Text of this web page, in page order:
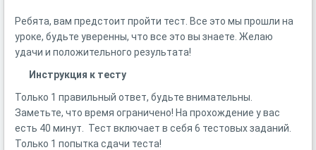
Ребята, вам предстоит пройти тест. Все это мы прошли на
уроке, будьте уверенны, что все это вы знаете. Желаю
удачи и положительного результата!
Инструкция к тесту
Только 1 правильный ответ, будьте внимательны.
Заметьте, что время ограничено! На прохождение у вас
есть 40 минут. Тест включает в себя 6 тестовых заданий.
Только 1 попытка сдачи теста!